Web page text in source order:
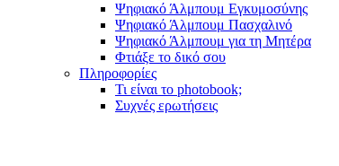
Ψηφιακό Άλμπουμ Εγκυμοσύνης
Ψηφιακό Άλμπουμ Πασχαλινό
Ψηφιακό Άλμπουμ για τη Μητέρα
Φτιάξε το δικό σου
Πληροφορίες
Τι είναι το photobook;
Συχνές ερωτήσεις